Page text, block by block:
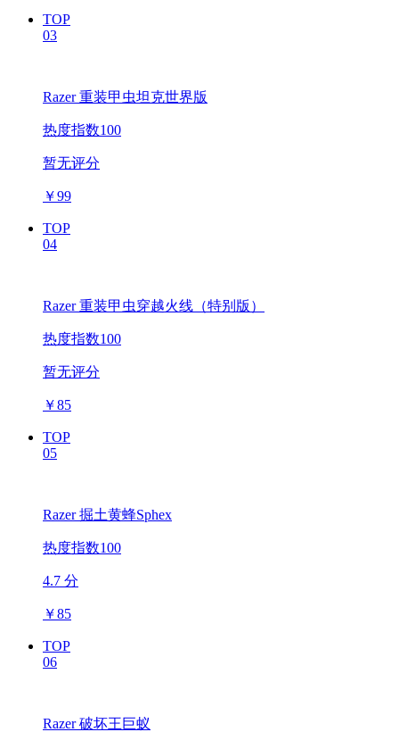
TOP
03
Razer 重装甲虫坦克世界版
热度指数100
暂无评分
￥99
TOP
04
Razer 重装甲虫穿越火线（特别版）
热度指数100
暂无评分
￥85
TOP
05
Razer 掘土黄蜂Sphex
热度指数100
4.7 分
￥85
TOP
06
Razer 破坏王巨蚁